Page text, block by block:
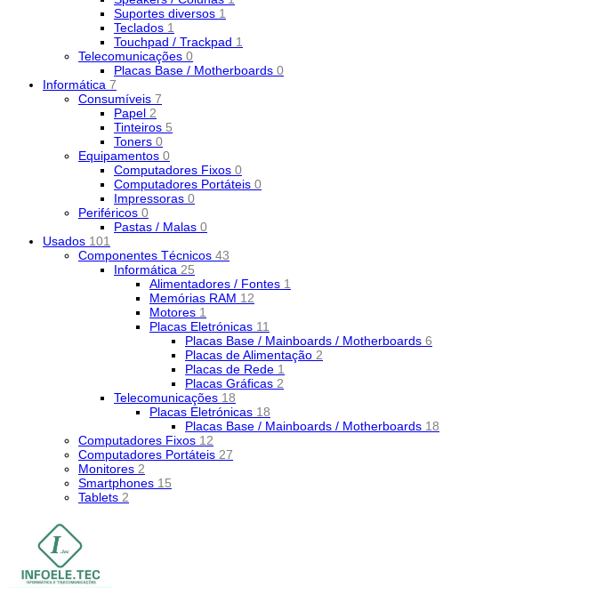
Suportes diversos 1
Teclados 1
Touchpad / Trackpad 1
Telecomunicações 0
Placas Base / Motherboards 0
Informática 7
Consumíveis 7
Papel 2
Tinteiros 5
Toners 0
Equipamentos 0
Computadores Fixos 0
Computadores Portáteis 0
Impressoras 0
Periféricos 0
Pastas / Malas 0
Usados 101
Componentes Técnicos 43
Informática 25
Alimentadores / Fontes 1
Memórias RAM 12
Motores 1
Placas Eletrónicas 11
Placas Base / Mainboards / Motherboards 6
Placas de Alimentação 2
Placas de Rede 1
Placas Gráficas 2
Telecomunicações 18
Placas Eletrónicas 18
Placas Base / Mainboards / Motherboards 18
Computadores Fixos 12
Computadores Portáteis 27
Monitores 2
Smartphones 15
Tablets 2